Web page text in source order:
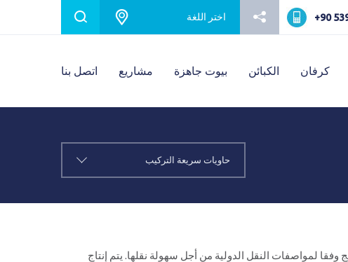
Karmod Česko
Karmod България
Karmod Serbia
Karmod Slovensko
Karmod Suomi
Karmod Italia
Karmod United States
Karmod Portugal
+90 اختر اللغة
اتصل بنا مشاريع بيوت جاهزة الكبائن كرفان
حاويات سريعة التركيب
لمواصفات النقل الدولية من أجل سهولة نقلها. يتم إنتاج